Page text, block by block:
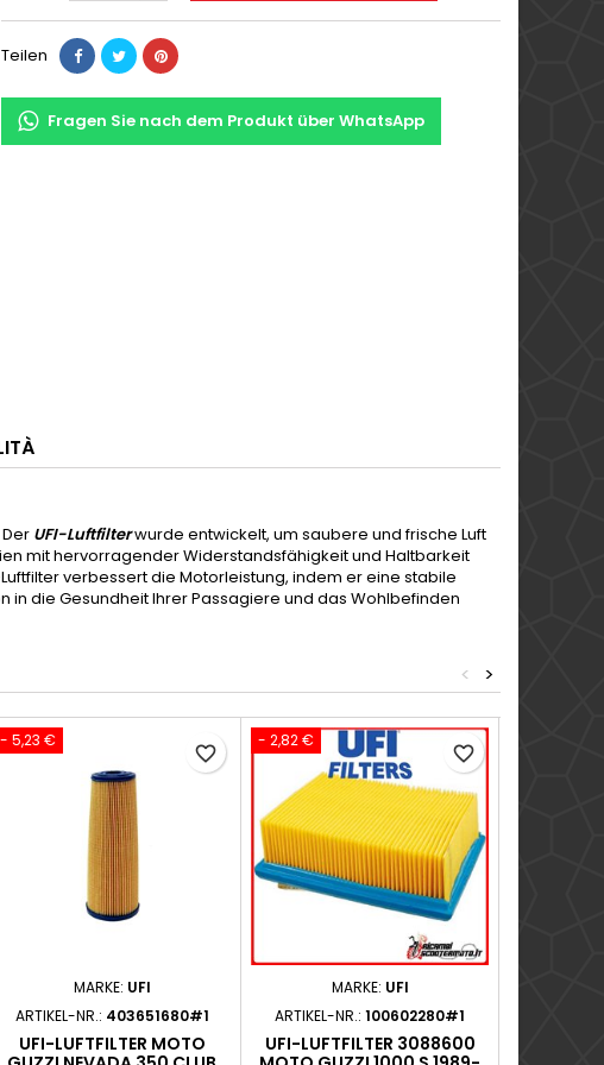
Teilen
Fragen Sie nach dem Produkt über WhatsApp
UFI-Luftfilterwurde entwickelt, um saubere und frische Luft
mit hervorragender Widerstandsfähigkeit und Haltbarkeit
verbessert die Motorleistung, indem er eine stabile
in die Gesundheit Ihrer Passagiere und das Wohlbefinden
>
<
- 5,23 €
MARKE: UFI
ARTIKEL-NR.: 403651680#1
UFI-LUFTFILTER MOTO
favorite_border
- 2,82 €
MARKE: UFI
ARTIKEL-NR.: 100602280#1
UFI-LUFTFILTER 3088600
favorite_border